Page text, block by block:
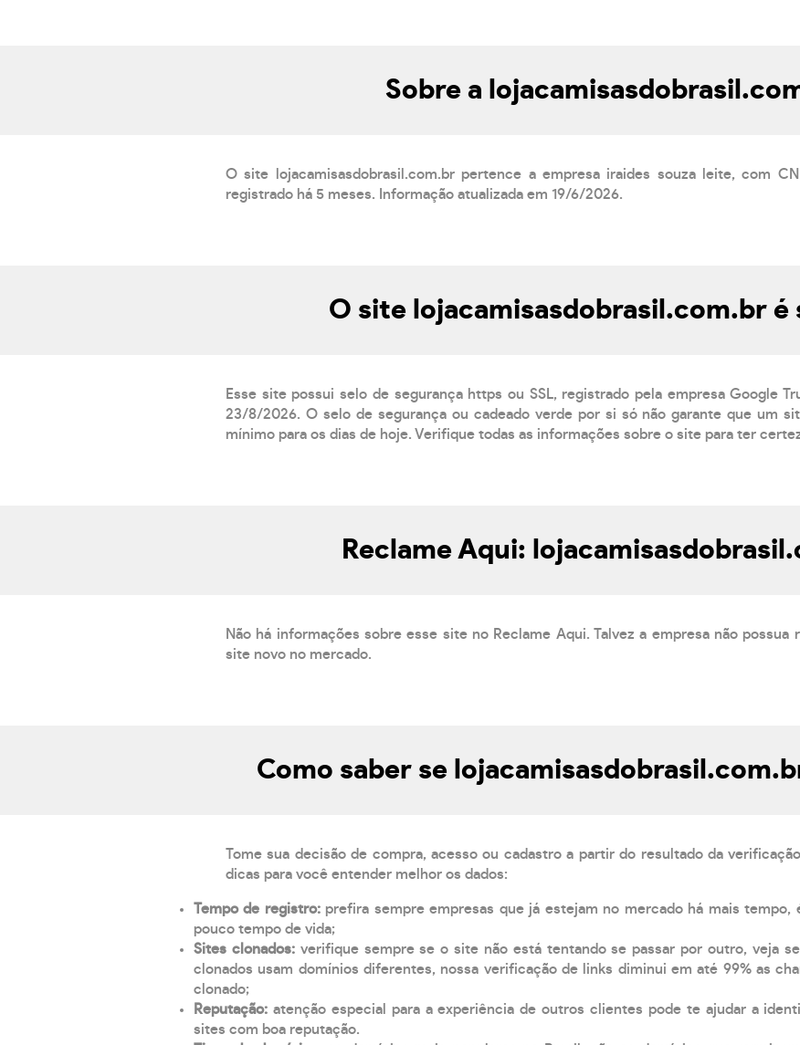
Sobre a
O site lojacamisasdobrasil.com.br pertence a empresa iraides souza leite, com
registrado há 5 meses. Informação atualizada em 19/6/2026.
O site lojacamisasdobrasil.com.br é
Esse site possui selo de segurança https ou SSL, registrado pela empresa Google
23/8/2026. O selo de segurança ou cadeado verde por si só não garante que um
mínimo para os dias de hoje. Verifique todas as informações sobre o site para ter
Reclame Aqui:
Não há informações sobre esse site no Reclame Aqui. Talvez a empresa não possua
site novo no mercado.
Como saber se
Tome sua decisão de compra, acesso ou cadastro a partir do resultado da
dicas para você entender melhor os dados:
Tempo de registro: prefira sempre empresas que já estejam no mercado há mais
pouco tempo de vida;
Sites clonados: verifique sempre se o site não está tentando se passar por outro, veja
clonados usam domínios diferentes, nossa verificação de links diminui em até 99% as
clonado;
Reputação: atenção especial para a experiência de outros clientes pode te ajudar a
sites com boa reputação.